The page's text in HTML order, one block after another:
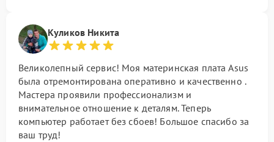
Куликов Никита
Великолепный сервис! Моя материнская плата Asus
была отремонтирована оперативно и качественно .
Мастера проявили профессионализм и
внимательное отношение к деталям. Теперь
компьютер работает без сбоев! Большое спасибо за
ваш труд!